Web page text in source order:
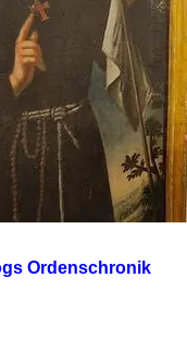
Ordenschronik